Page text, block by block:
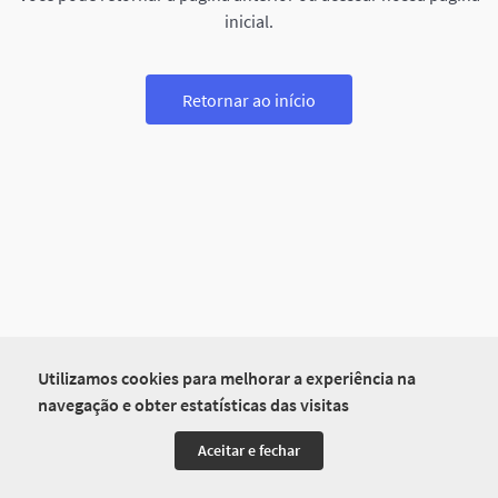
Utilizamos cookies para melhorar a experiência na
navegação e obter estatísticas das visitas
Aceitar e fechar
inicial.
Retornar ao início